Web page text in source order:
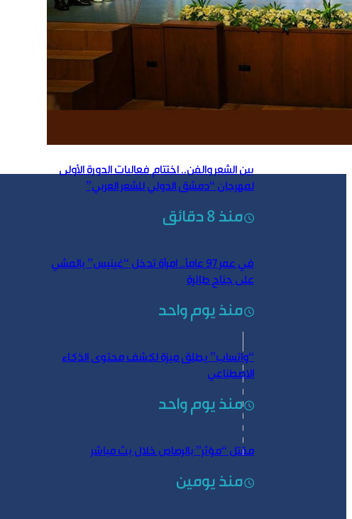
بين الشعر والفن.. اختتام فعاليات الدورة الأولى
لمهرجان “دمشق الدولي للشعر العربي”
منذ 8 دقائق
في عمر 97 عاماً.. امرأة تدخل “غينيس” بالمشي
على جناح طائرة
منذ يوم واحد
“واتساب” يطلق ميزة لكشف محتوى الذكاء
الاصطناعي
منذ يوم واحد
مقتل “مؤثر” بالرصاص خلال بث مباشر
منذ يومين